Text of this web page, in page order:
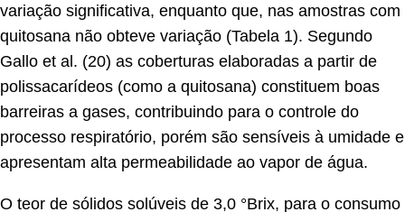
variação significativa, enquanto que, nas amostras com
quitosana não obteve variação (Tabela 1). Segundo
Gallo et al. (20) as coberturas elaboradas a partir de
polissacarídeos (como a quitosana) constituem boas
barreiras a gases, contribuindo para o controle do
processo respiratório, porém são sensíveis à umidade e
apresentam alta permeabilidade ao vapor de água.
O teor de sólidos solúveis de 3,0 °Brix, para o consumo